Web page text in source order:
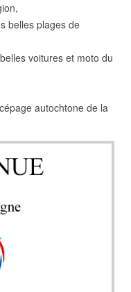
belles plages de
voitures et moto du
autochtone de la